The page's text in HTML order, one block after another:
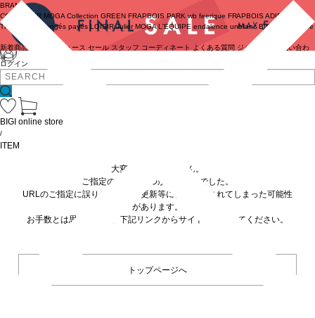
ログイン
BRAND
COUTURIER MOGA Collection GREEN FRAPBOIS PARK wb feerique FRAPBOIS ADIEU
TRISTESSE
congés payés LOISIR Julier MOGA L'EQUIPE endalence unbilanc BIGI online store
新着商品 ニュース セール スタッフ コーディネート よくある質問 ジャーナル
お問い合わ
せ
BIGI online store
/
ITEM
大変申し訳ありません。
ご指定の商品が見つかりませんでした。
URLのご指定に誤りがあるか、更新等に伴い削除されてしまった可能性
があります。
お手数とは思いますが、下記リンクからサイトへ移動してください。
トップページへ